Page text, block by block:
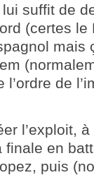
lui suffit de
(certes le
mais
l’ordre de
l’exploit,
finale en
puis